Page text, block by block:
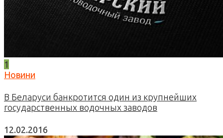
1
Новини
В Беларуси банкротится один из крупнейших
государственных водочных заводов
12.02.2016